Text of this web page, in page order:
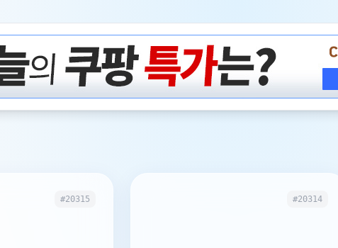
#20315 #20314